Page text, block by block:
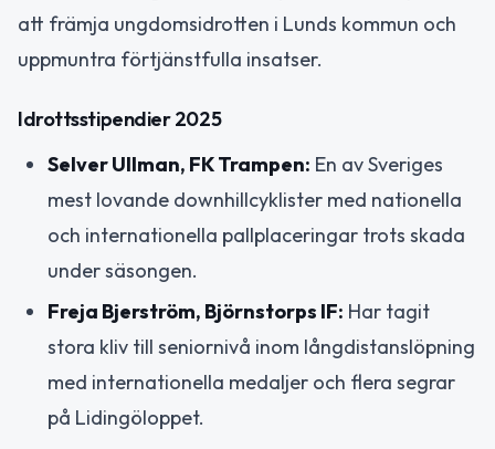
att främja ungdomsidrotten i Lunds kommun och
uppmuntra förtjänstfulla insatser.
Idrottsstipendier 2025
Selver Ullman, FK Trampen: En av Sveriges
mest lovande downhillcyklister med nationella
och internationella pallplaceringar trots skada
under säsongen.
Freja Bjerström, Björnstorps IF: Har tagit
stora kliv till seniornivå inom långdistanslöpning
med internationella medaljer och flera segrar
på Lidingöloppet.